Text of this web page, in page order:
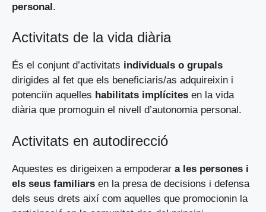
personal.
Activitats de la vida diària
És el conjunt d’activitats individuals o grupals
dirigides al fet que els beneficiaris/as adquireixin i
potenciïn aquelles habilitats implícites en la vida
diària que promoguin el nivell d’autonomia personal.
Activitats en autodirecció
Aquestes es dirigeixen a empoderar a les persones i
els seus familiars en la presa de decisions i defensa
dels seus drets així com aquelles que promocionin la